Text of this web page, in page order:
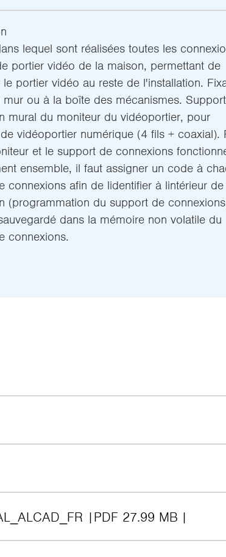
lequel sont réalisées toutes les
portier vidéo de la maison, permettant de
portier vidéo au reste de l'installation.
mur ou à la boîte des mécanismes.
mural du moniteur du vidéoportier, pour
vidéoportier numérique (4 fils + coaxial).
et le support de connexions
ensemble, il faut assigner un code à
connexions afin de lidentifier à lintérieur de
(programmation du support de
dans la mémoire non volatile du
connexions.
PDF 27.99 MB